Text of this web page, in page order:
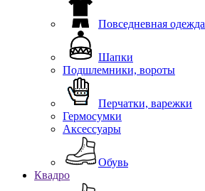
Повседневная одежда
Шапки
Подшлемники, вороты
Перчатки, варежки
Гермосумки
Аксессуары
Обувь
Квадро